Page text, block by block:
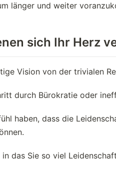
länger und weiter
sich Ihr Herz
Vision von der trivialen
durch Bürokratie oder
haben, dass die
in das Sie so viel